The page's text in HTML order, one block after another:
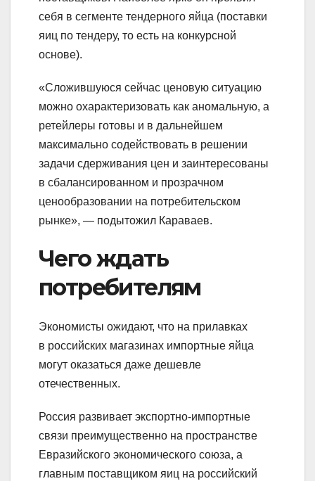
себя в сегменте тендерного яйца (поставки
яиц по тендеру, то есть на конкурсной
основе).
«Сложившуюся сейчас ценовую ситуацию
можно охарактеризовать как аномальную, а
ретейлеры готовы и в дальнейшем
максимально содействовать в решении
задачи сдерживания цен и заинтересованы
в сбалансированном и прозрачном
ценообразовании на потребительском
рынке», — подытожил Караваев.
Чего ждать
потребителям
Экономисты ожидают, что на прилавках
в российских магазинах импортные яйца
могут оказаться даже дешевле
отечественных.
Россия развивает экспортно-импортные
связи преимущественно на пространстве
Евразийского экономического союза, а
главным поставщиком яиц на российский